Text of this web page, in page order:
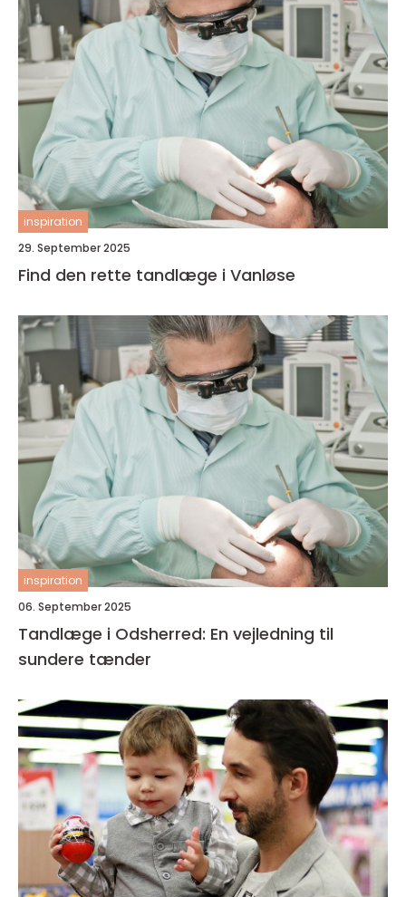
inspiration
29. September 2025
Find den rette tandlæge i Vanløse
inspiration
06. September 2025
Tandlæge i Odsherred: En vejledning til
sundere tænder